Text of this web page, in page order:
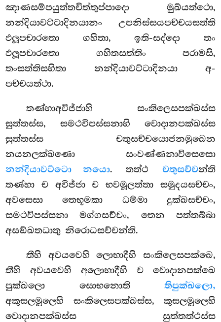
ඤාණසම්පයුත්තචිත්තුප්පාදො මුඛ්යත්ථො,
නන්දියාවට්ටාදිනයානං උපනිස්සයපච්චයසත්ති
ඵලූපචාරතො ගහිතා, ඉති-සද්දො තං
ඵලූපචාරතො ගහිතසත්තිං පරාමසි,
තංසත්තිසහිතා නන්දියාවට්ටාදිනයා අ-
පච්චයත්ථා.
තණ්හාඅවිජ්ජාහි සංකිලෙසපක්ඛස්ස
සුත්තස්ස, සමථවිපස්සනාහි වොදානපක්ඛස්ස
සුත්තස්ස චතුසච්චයොජනමුඛෙන
නයනලක්ඛණො සංවණ්ණනාවිසෙසො
නන්දියාවට්ටො නයො. තත්ථ චතුසච්චන්ති
තණ්හා ච අවිජ්ජා ච භවමූලත්තා සමුදයසච්චං,
අවසෙසා තෙභූමකා ධම්මා දුක්ඛසච්චං,
සමථවිපස්සනා මග්ගසච්චං, තෙන පත්තබ්බා
අසඞ්ඛතධාතු නිරොධසච්චන්ති.
තීහි අවයවෙහි ලොභාදීහි සංකිලෙසපක්ඛෙ,
තීහි අවයවෙහි අලොභාදීහි ච වොදානපක්ඛෙ
පුක්ඛලො සොභනොති තිපුක්ඛලො,
අකුසලමූලෙහි සංකිලෙසපක්ඛස්ස, කුසලමූලෙහි
වොදානපක්ඛස්ස සුත්තත්ථස්ස